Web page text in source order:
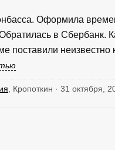
Оформила
в Сбербанк.
поставили неизвестно
, Кропоткин · 31 октября,